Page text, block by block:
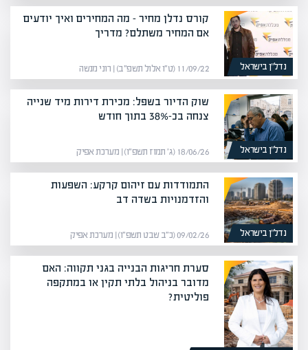
נדל”ן בישראל
קורס נדלן מחיר – מה המחירים ואיך יודעים
אם המחיר משתלם? מדריך
11/09/22 (ט״ו אלול תשפ״ב) | רוני מנשה
נדל”ן בישראל
שוק הדיור בשפל: מכירת דירות מיד שנייה
צנחה בכ-38% בתוך חודש
18/06/26 (ג׳ תמוז תשפ״ו) | מערכת אפיק
נדל”ן בישראל
התמודדות עם זיהום קרקע: השפעות
והזדמנויות בשדה דב
09/02/26 (כ״ב שבט תשפ״ו) | מערכת אפיק
סערת חריגות הבנייה בגני תקווה: האם
מדובר בניהול בלתי תקין או במתקפה
פוליטית?